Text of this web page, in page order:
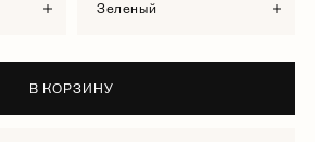
зеленый
В КОРЗИНУ